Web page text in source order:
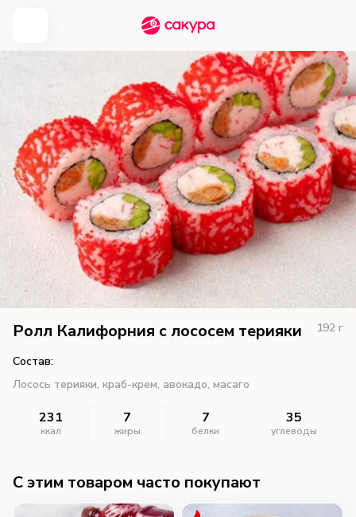
Ролл Калифорния с лососем терияки 192 г
Состав:
Лосось терияки, краб-крем, авокадо, масаго
231
ккал
7
жиры
7
белки
35
углеводы
C этим товаром часто покупают